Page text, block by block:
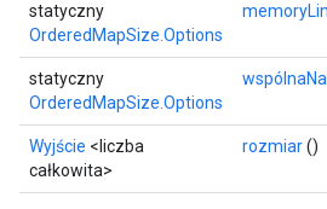
statyczny
OrderedMapSize.Options
statyczny
OrderedMapSize.Options
Wyjście <liczba
całkowita>
rozmiar()